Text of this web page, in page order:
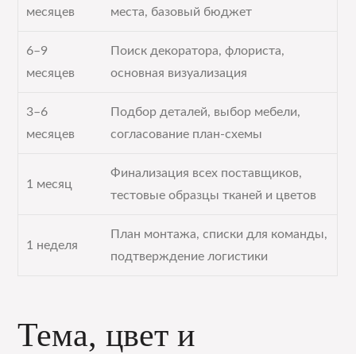
месяцев места, базовый бюджет
6–9
месяцев
Поиск декоратора, флориста,
основная визуализация
3–6
месяцев
Подбор деталей, выбор мебели,
согласование план-схемы
1 месяц
Финализация всех поставщиков,
тестовые образцы тканей и цветов
1 неделя
План монтажа, списки для команды,
подтверждение логистики
Тема, цвет и